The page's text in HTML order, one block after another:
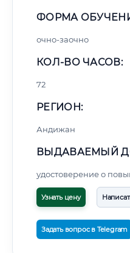
ФОРМА
очно-заочно
КОЛ-ВО ЧАСОВ:
72
РЕГИОН:
Андижан
ВЫДАВАЕМЫЙ
удостоверение о
Узнать цену
Задать вопрос в Telegram